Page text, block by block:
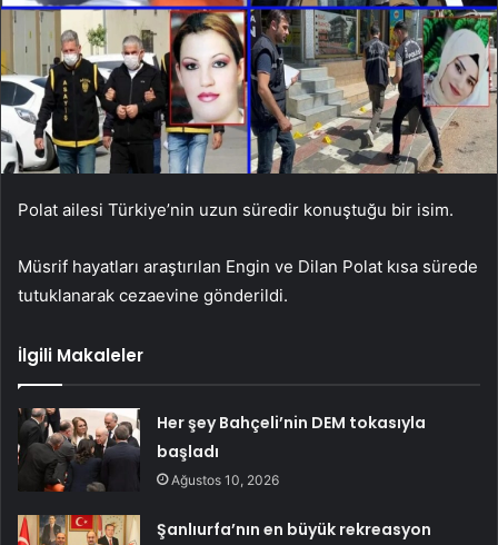
Polat ailesi Türkiye’nin uzun süredir konuştuğu bir isim.
Müsrif hayatları araştırılan Engin ve Dilan Polat kısa sürede
tutuklanarak cezaevine gönderildi.
İlgili Makaleler
Her şey Bahçeli’nin DEM tokasıyla
başladı
Ağustos 10, 2026
Şanlıurfa’nın en büyük rekreasyon